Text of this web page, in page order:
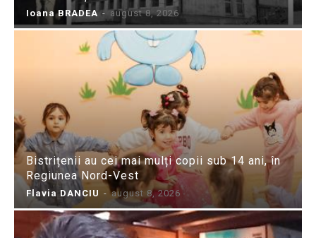
Ioana BRADEA - august 8, 2026
Bistrițenii au cei mai mulți copii sub 14 ani, în
Regiunea Nord-Vest
Flavia DANCIU - august 8, 2026